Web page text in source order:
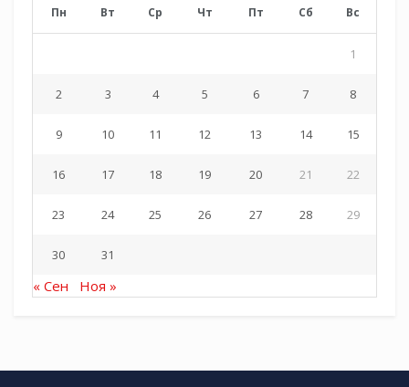
Пн Вт Ср Чт Пт Сб Вс
1
2 3 4 5 6 7 8
9 10 11 12 13 14 15
16 17 18 19 20 21 22
23 24 25 26 27 28 29
30 31
« Сен Ноя »